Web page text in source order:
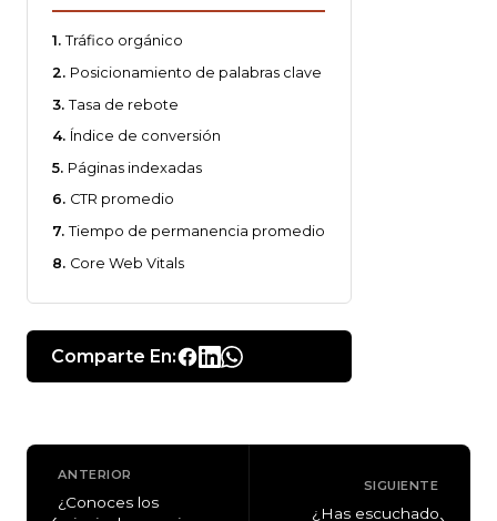
Tráfico orgánico
Posicionamiento de palabras clave
Tasa de rebote
Índice de conversión
Páginas indexadas
CTR promedio
Tiempo de permanencia promedio
Core Web Vitals
Comparte En:
ANTERIOR
¿Conoces los
SIGUIENTE
¿Has escuchado